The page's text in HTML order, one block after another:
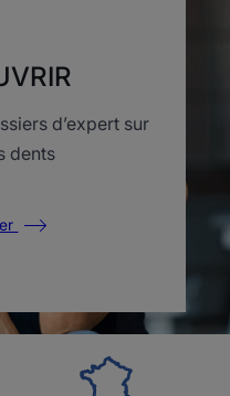
d’expert sur
dents